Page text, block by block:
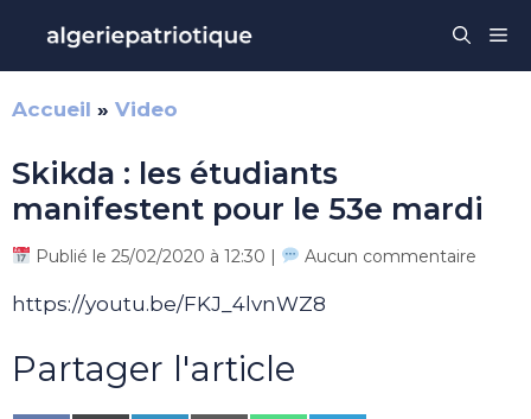
contenu
Accueil » Video
Skikda : les étudiants
manifestent pour le 53e mardi
Publié le 25/02/2020 à 12:30 | Aucun commentaire
https://youtu.be/FKJ_4lvnWZ8
Partager l'article